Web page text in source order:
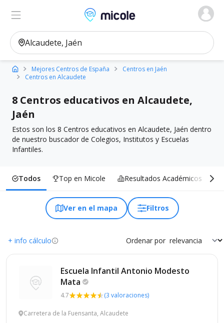
Micole, buscador de colegios
Ver en el mapa
Mejores Centros de España
Centros en Jaén
Centros en Alcaudete
8 Centros educativos en Alcaudete,
Jaén
Estos son los 8 Centros educativos en Alcaudete, Jaén dentro
de nuestro buscador de Colegios, Institutos y Escuelas
Infantiles.
Todos Top en Micole Resultados Académicos
Ver en el mapa Filtros
+ info cálculo Ordenar por
Escuela Infantil Antonio Modesto
Mata
4.7 (3 valoraciones)
Carretera de la Fuensanta, Alcaudete